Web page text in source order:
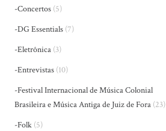
-Concertos (5)
-DG Essentials (7)
-Eletrônica (3)
-Entrevistas (10)
-Festival Internacional de Música Colonial
Brasileira e Música Antiga de Juiz de Fora (23)
-Folk (5)